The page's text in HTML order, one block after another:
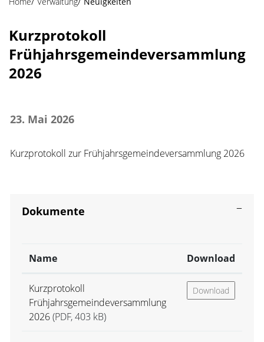
Kurzprotokoll
Frühjahrsgemeindeversammlung
2026
23. Mai 2026
Kurzprotokoll zur Frühjahrsgemeindeversammlung 2026
Zugehörige Objekte
Dokumente
Name Download
Kurzprotokoll
Frühjahrsgemeindeversammlung
2026(PDF, 403 kB)
Download